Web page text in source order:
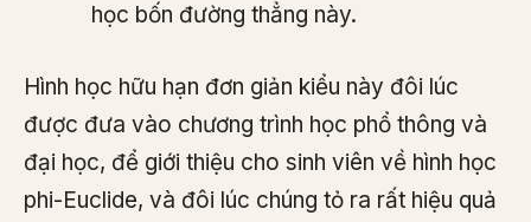
học bốn đường thẳng này.
Hình học hữu hạn đơn giản kiểu này đôi lúc
được đưa vào chương trình học phổ thông và
đại học, để giới thiệu cho sinh viên về hình học
phi-Euclide, và đôi lúc chúng tỏ ra rất hiệu quả